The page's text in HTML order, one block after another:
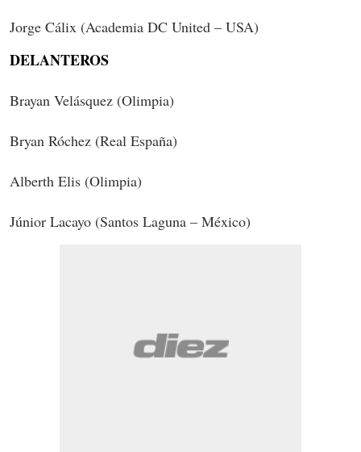
Jorge Cálix (Academia DC United – USA)
DELANTEROS
Brayan Velásquez (Olimpia)
Bryan Róchez (Real España)
Alberth Elis (Olimpia)
Júnior Lacayo (Santos Laguna – México)